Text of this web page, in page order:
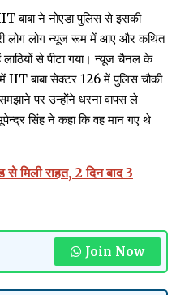
बाबा ने नोएडा पुलिस से इसकी
लोग लोग न्यूज रूम में आए और कथित
लाठियों से पीटा गया। न्यूज चैनल के
IIT बाबा सेक्टर 126 में पुलिस चौकी
पर उन्होंने धरना वापस ले
सिंह ने कहा कि वह मान गए थे
मिली राहत, 2 दिन बाद 3
Join Now